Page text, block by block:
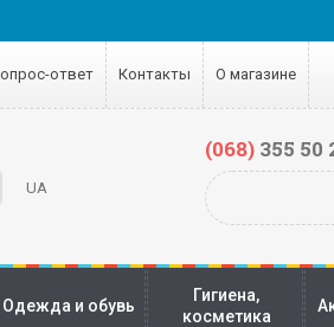
ответ Контакты О магазине
UA
(068)355 50
Одежда и обувь
Гигиена,
косметика